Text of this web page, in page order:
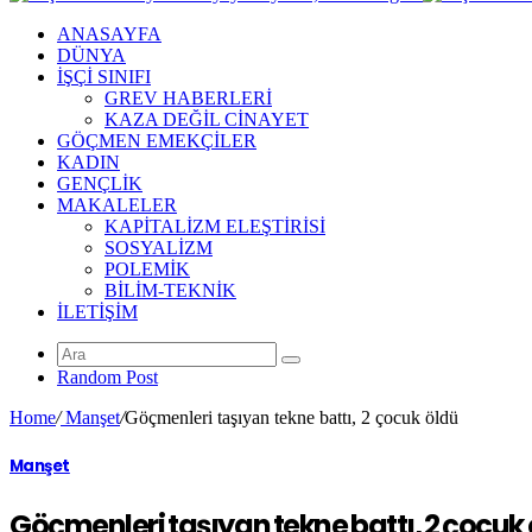
ANASAYFA
DÜNYA
İŞÇİ SINIFI
GREV HABERLERİ
KAZA DEĞİL CİNAYET
GÖÇMEN EMEKÇİLER
KADIN
GENÇLİK
MAKALELER
KAPİTALİZM ELEŞTİRİSİ
SOSYALİZM
POLEMİK
BİLİM-TEKNİK
ILETIŞIM
Random Post
Home/Manşet/Göçmenleri taşıyan tekne battı, 2 çocuk öldü
Manşet